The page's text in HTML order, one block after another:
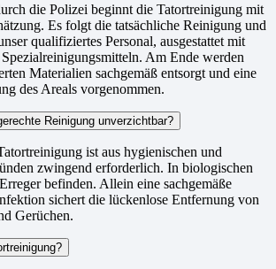
die Polizei beginnt die Tatortreinigung mit
Es folgt die tatsächliche Reinigung und
qualifiziertes Personal, ausgestattet mit
Am Ende werden
Materialien sachgemäß entsorgt und eine
des Areals vorgenommen.
Reinigung unverzichtbar?
ist aus hygienischen und
zwingend erforderlich. In biologischen
befinden. Allein eine sachgemäße
sichert die lückenlose Entfernung von
Gerüchen.